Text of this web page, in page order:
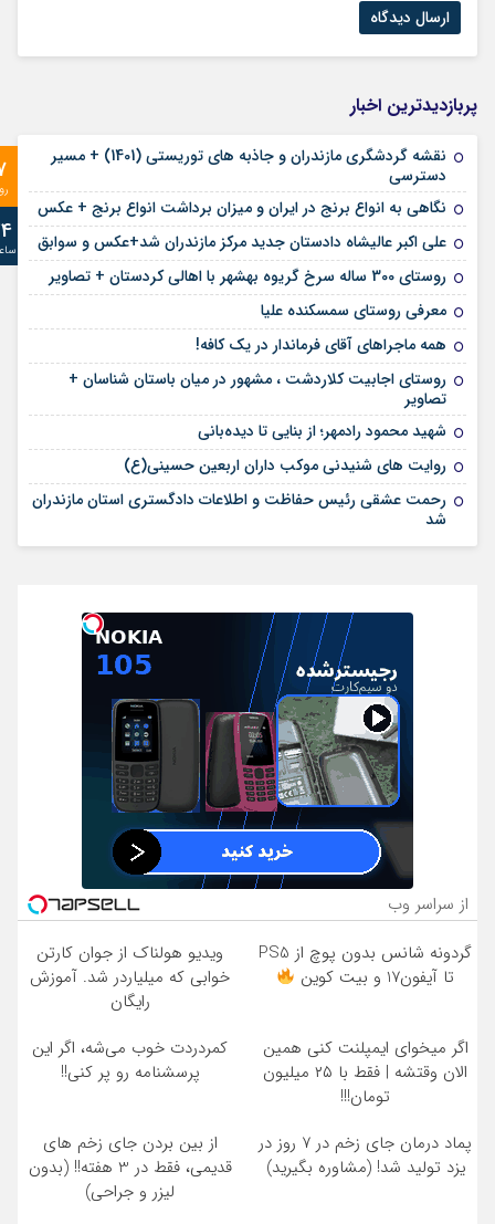
پربازدیدترین اخبار
نقشه گردشگری مازندران و جاذبه های توریستی (1401) + مسیر
دسترسی
نگاهی به انواع برنج در ایران و میزان برداشت انواع برنج + عکس
علی‌ اکبر عالیشاه دادستان جدید مرکز مازندران شد+عکس و سوابق
روستای 300 ساله سرخ ‌گریوه بهشهر با اهالی کردستان + تصاویر
معرفی روستای سمسکنده علیا
همه ماجراهای آقای فرماندار در یک کافه!
روستای اجابیت کلاردشت ، مشهور در میان باستان شناسان +
تصاویر
شهید محمود رادمهر؛ از بنایی تا دیده‌بانی
روایت های شنیدنی موکب داران اربعین حسینی(ع)
رحمت عشقی رئیس حفاظت و اطلاعات دادگستری استان مازندران
شد
از سراسر وب
گردونه شانس بدون پوچ از PS5
تا آیفون17 و بیت کوین
ویدیو هولناک از جوان کارتن
خوابی که میلیاردر شد. آموزش
رایگان
اگر میخوای ایمپلنت کنی همین
الان وقتشه | فقط با ۲۵ میلیون
تومان!!!
کمردردت خوب می‌شه، اگر این
پرسشنامه رو پر کنی!!
پماد درمان جای زخم در ۷ روز در
یزد تولید شد! (مشاوره بگیرید)
از بین بردن جای زخم های
قدیمی، فقط در 3 هفته!! (بدون
لیزر و جراحی)